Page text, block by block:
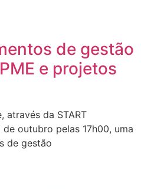
de gestão
e projetos
através da START
outubro pelas 17h00, uma
de gestão